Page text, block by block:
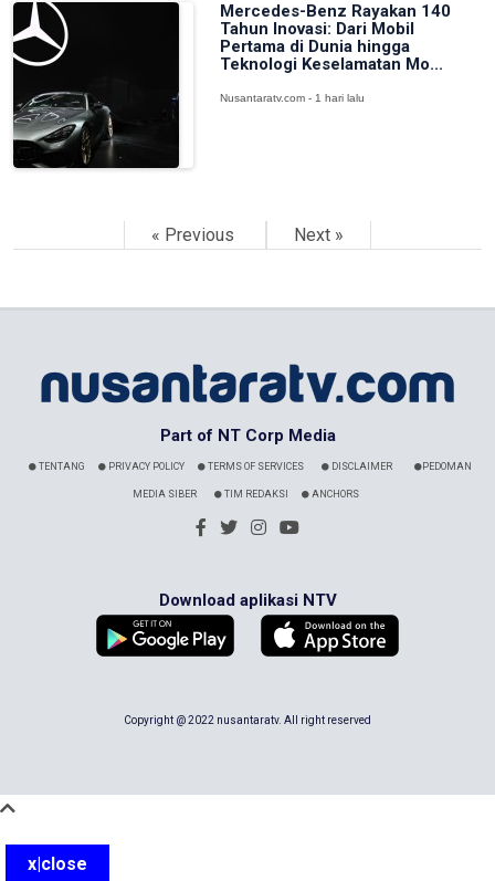
Mercedes-Benz Rayakan 140
Tahun Inovasi: Dari Mobil
Pertama di Dunia hingga
Teknologi Keselamatan Mo...
Nusantaratv.com - 1 hari lalu
« Previous Next »
Part of NT Corp Media
TENTANG PRIVACY POLICY TERMS OF SERVICES DISCLAIMER PEDOMAN
MEDIA SIBER TIM REDAKSI ANCHORS
Download aplikasi NTV
Copyright @ 2022 nusantaratv. All right reserved
x|close